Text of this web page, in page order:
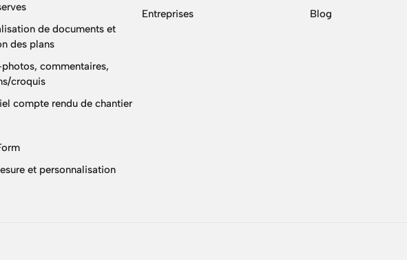
de documents et
des plans
commentaires,
croquis
compte rendu de chantier
et personnalisation
Entreprises
Blog